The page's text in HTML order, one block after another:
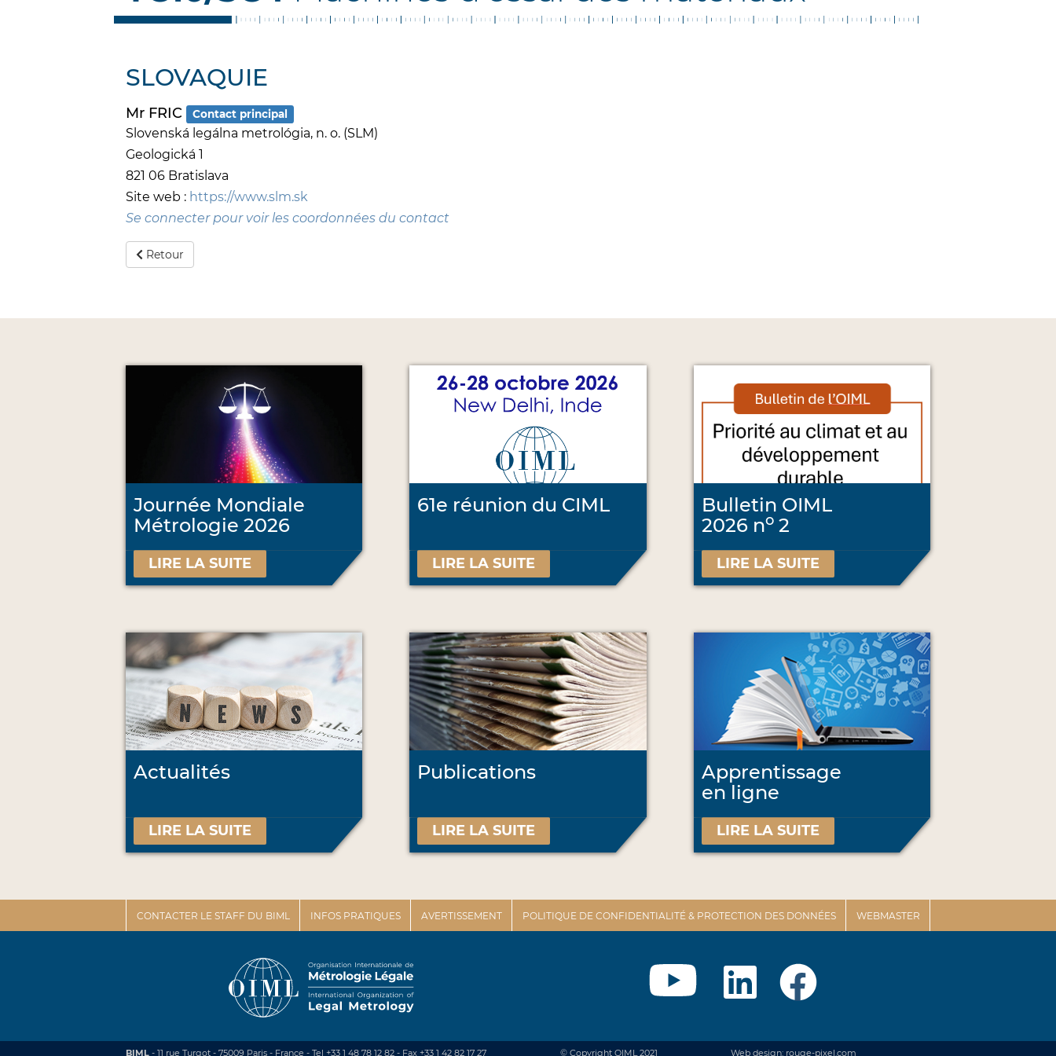
SLOVAQUIE
Mr FRIC Contact principal
Slovenská legálna metrológia, n. o. (SLM)
Geologická 1
821 06 Bratislava
Site web : https://www.slm.sk
Se connecter pour voir les coordonnées du contact
Retour
Journée Mondiale
Métrologie 2026
LIRE LA SUITE
61e réunion du CIML
LIRE LA SUITE
Bulletin OIML
2026 no2
LIRE LA SUITE
Actualités
LIRE LA SUITE
Publications
LIRE LA SUITE
Apprentissage
en ligne
LIRE LA SUITE
CONTACTER LE STAFF DU BIML INFOS PRATIQUES AVERTISSEMENT POLITIQUE DE CONFIDENTIALITÉ & PROTECTION DES DONNÉES WEBMASTER
BIML - 11 rue Turgot - 75009 Paris - France - Tel +33 1 48 78 12 82 - Fax +33 1 42 82 17 27 © Copyright OIML 2021 Web design: rouge-pixel.com